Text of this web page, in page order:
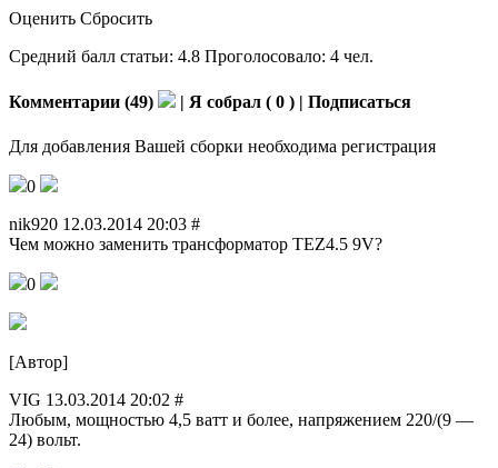
Оценить Сбросить
Средний балл статьи: 4.8 Проголосовало: 4 чел.
Комментарии (49) | Я собрал ( 0 ) | Подписаться
Для добавления Вашей сборки необходима регистрация
0
nik920 12.03.2014 20:03 #
Чем можно заменить трансформатор TEZ4.5 9V?
0
[Автор]
VIG 13.03.2014 20:02 #
Любым, мощностью 4,5 ватт и более, напряжением 220/(9 —
24) вольт.